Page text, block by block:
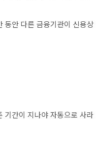
동안 다른 금융기관이 신용상
기간이 지나야 자동으로 사라